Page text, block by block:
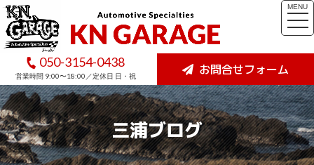
050-3154-0438
営業時間 9:00〜18:00／定休日 日・祝 お問合せフォーム
MENU
三浦ブログ